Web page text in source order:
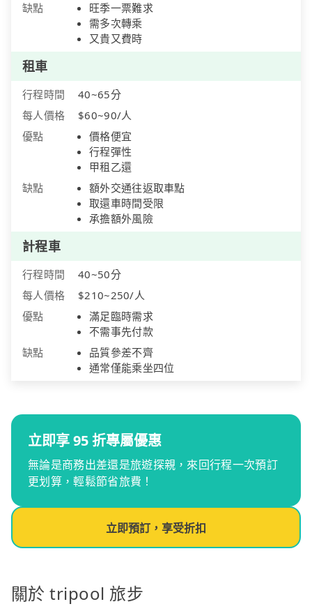
缺點
旺季一票難求
需多次轉乘
又貴又費時
租車
行程時間
40~65分
每人價格
$60~90/人
優點
價格便宜
行程彈性
甲租乙還
缺點
額外交通往返取車點
取還車時間受限
承擔額外風險
計程車
行程時間
40~50分
每人價格
$210~250/人
優點
滿足臨時需求
不需事先付款
缺點
品質參差不齊
通常僅能乘坐四位
立即享 95 折專屬優惠
無論是商務出差還是旅遊探親，來回行程一次預訂
更划算，輕鬆節省旅費！
立即預訂，享受折扣
關於 tripool 旅步